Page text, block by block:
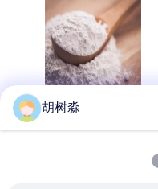
FCC sinantrina Inulina
110 Kcal Fibra
胡树淼